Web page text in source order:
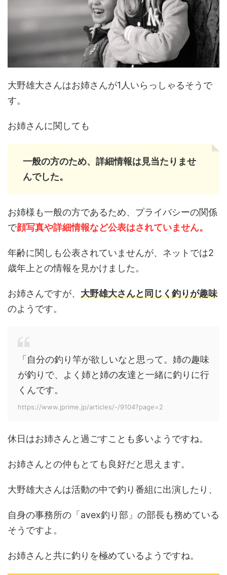
大野雄大さんはお姉さんが1人いらっしゃるそうで
す。
お姉さんに関しても
一般の方のため、詳細情報は見当たりませ
んでした。
お姉様も一般の方であるため、プライバシーの関係
で顔写真や詳細情報など公表はされていません。
年齢に関しも公表されていませんが、ネットでは2
歳年上との情報を見かけました。
お姉さんですが、 大野雄大さんと同じく釣りが趣味
のようです。
「自分の釣り竿が欲しいなと思って。姉の趣味
が釣りで、よく姉と姉の友達と一緒に釣りに行
くんです。
https://www.jprime.jp/articles/-/9104?page=2
休日はお姉さんと過ごすことも多いようですね。
お姉さんとの仲もとても良好だと思えます。
大野雄大さんは活動の中で釣り番組に出演したり、
自身の事務所の「avex釣り部」の部長も務めている
そうですよ。
お姉さんと共に釣りを極めているようですね。